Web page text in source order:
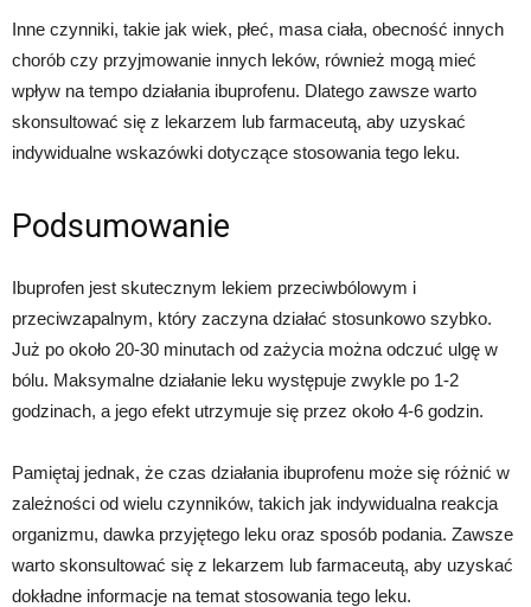
Inne czynniki, takie jak wiek, płeć, masa ciała, obecność innych
chorób czy przyjmowanie innych leków, również mogą mieć
wpływ na tempo działania ibuprofenu. Dlatego zawsze warto
skonsultować się z lekarzem lub farmaceutą, aby uzyskać
indywidualne wskazówki dotyczące stosowania tego leku.
Podsumowanie
Ibuprofen jest skutecznym lekiem przeciwbólowym i
przeciwzapalnym, który zaczyna działać stosunkowo szybko.
Już po około 20-30 minutach od zażycia można odczuć ulgę w
bólu. Maksymalne działanie leku występuje zwykle po 1-2
godzinach, a jego efekt utrzymuje się przez około 4-6 godzin.
Pamiętaj jednak, że czas działania ibuprofenu może się różnić w
zależności od wielu czynników, takich jak indywidualna reakcja
organizmu, dawka przyjętego leku oraz sposób podania. Zawsze
warto skonsultować się z lekarzem lub farmaceutą, aby uzyskać
dokładne informacje na temat stosowania tego leku.